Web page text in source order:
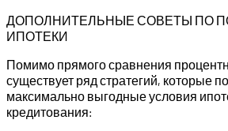
ДОПОЛНИТЕЛЬНЫЕ СОВЕТЫ ПО
ИПОТЕКИ
Помимо прямого сравнения
существует ряд стратегий, которые
максимально выгодные условия
кредитования: